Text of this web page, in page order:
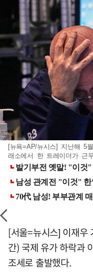
[뉴욕=AP/뉴시스] 지난해 5
래소에서 한 트레이더가 근
[서울=뉴시스] 이재우
간) 국제 유가 하락과
조세로 출발했다.